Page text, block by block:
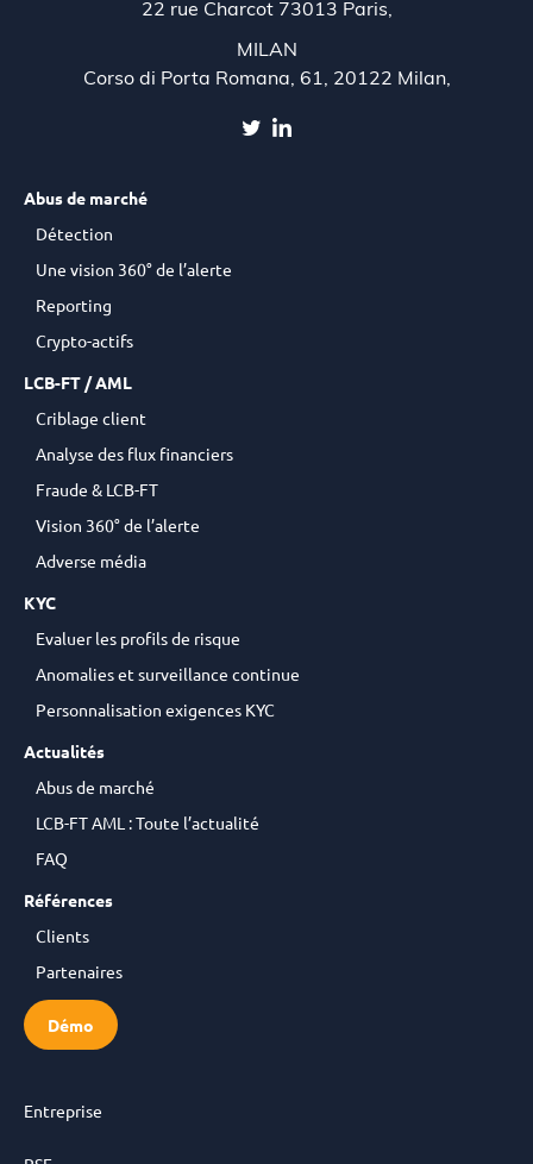
22 rue Charcot 73013 Paris,
MILAN
Corso di Porta Romana, 61, 20122 Milan,
Abus de marché
Détection
Une vision 360° de l’alerte
Reporting
Crypto-actifs
LCB-FT / AML
Criblage client
Analyse des flux financiers
Fraude & LCB-FT
Vision 360° de l’alerte
Adverse média
KYC
Evaluer les profils de risque
Anomalies et surveillance continue
Personnalisation exigences KYC
Actualités
Abus de marché
LCB-FT AML : Toute l’actualité
FAQ
Références
Clients
Partenaires
Démo
Entreprise